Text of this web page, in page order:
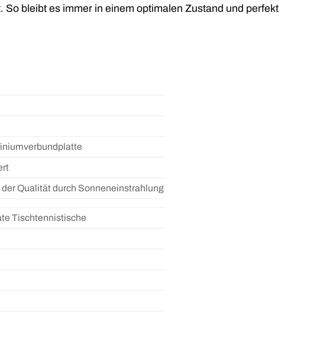
bleibt es immer in einem optimalen Zustand und perfekt
Qualität durch Sonneneinstrahlung
Tischtennistische